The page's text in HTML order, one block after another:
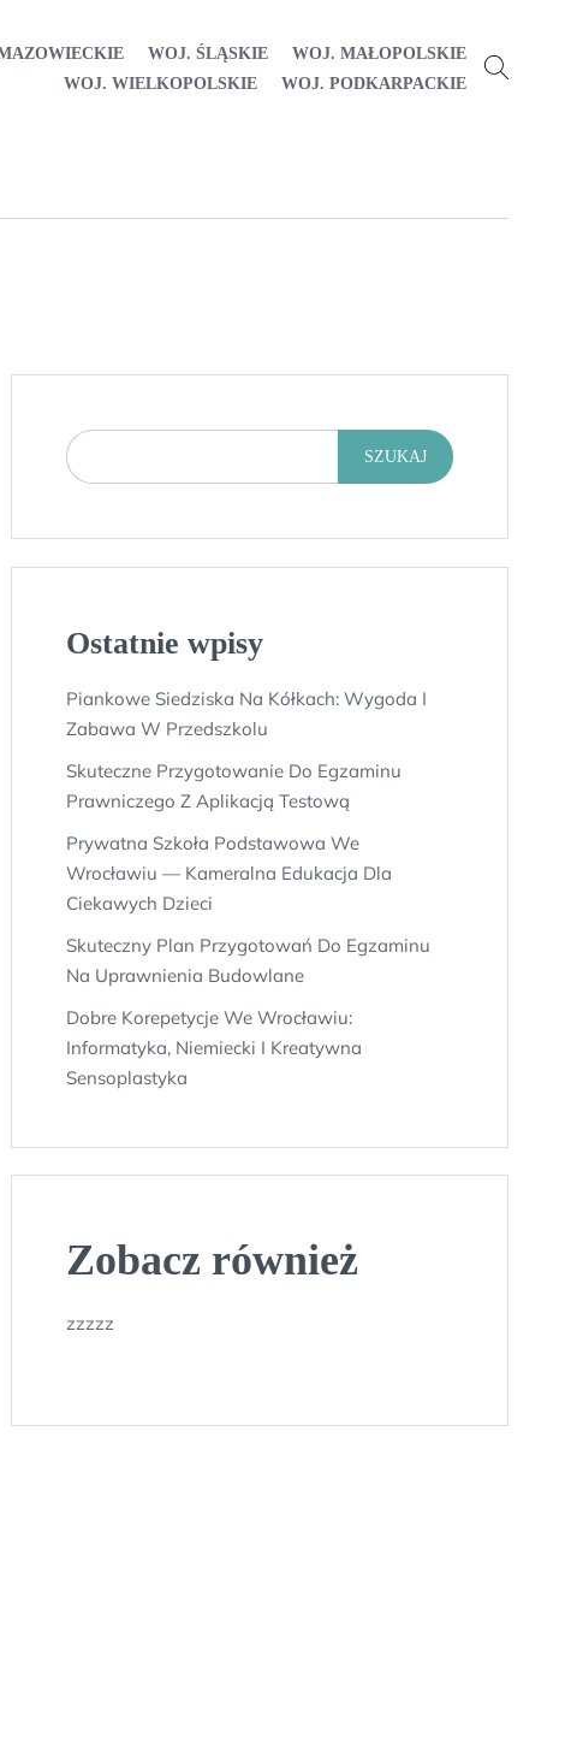
WOJ. ŚLĄSKIE
WOJ. MAŁOPOLSKIE
WOJ. WIELKOPOLSKIE
WOJ. PODKARPACKIE
SZUKAJ
Ostatnie wpisy
Piankowe Siedziska Na Kółkach: Wygoda I
Zabawa W Przedszkolu
Skuteczne Przygotowanie Do Egzaminu
Prawniczego Z Aplikacją Testową
Prywatna Szkoła Podstawowa We
Wrocławiu — Kameralna Edukacja Dla
Ciekawych Dzieci
Skuteczny Plan Przygotowań Do Egzaminu
Na Uprawnienia Budowlane
Dobre Korepetycje We Wrocławiu:
Informatyka, Niemiecki I Kreatywna
Sensoplastyka
Zobacz również
zzzzz